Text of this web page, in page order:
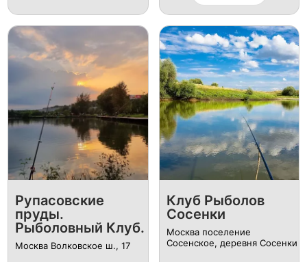
Рупасовские
пруды.
Рыболовный Клуб.
Москва Волковское ш., 17
Клуб Рыболов
Сосенки
Москва поселение
Сосенское, деревня Сосенки